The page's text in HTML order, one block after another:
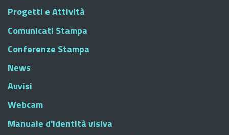
Progetti e Attività
Comunicati Stampa
Conferenze Stampa
News
Avvisi
Webcam
Manuale d'identità visiva